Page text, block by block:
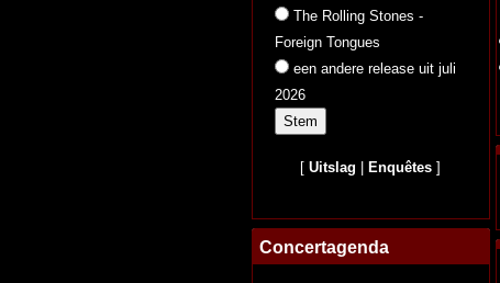
The Rolling Stones -
Foreign Tongues
een andere release uit juli
2026
[Uitslag Enquêtes ]
Concertagenda